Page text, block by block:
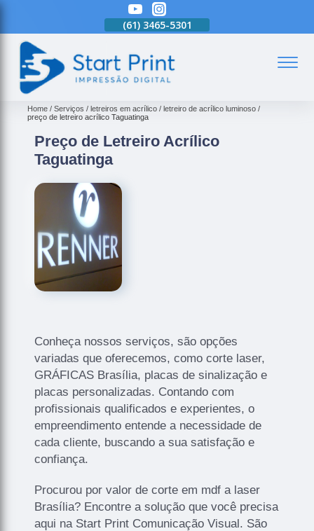
(61) 3465-5301
Home Serviços letreiros em acrílico
letreiro de acrílico luminoso
preço de letreiro acrílico Taguatinga
Preço de Letreiro Acrílico
Taguatinga
Conheça nossos serviços, são opções
variadas que oferecemos, como corte laser,
GRÁFICAS Brasília, placas de sinalização e
placas personalizadas. Contando com
profissionais qualificados e experientes, o
empreendimento entende a necessidade de
cada cliente, buscando a sua satisfação e
confiança.
Procurou por valor de corte em mdf a laser
Brasília? Encontre a solução que você precisa
aqui na Start Print Comunicação Visual. São